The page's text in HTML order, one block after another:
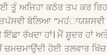
ਤੂੰ ਅਜਿਹਾ ਕਠੋਰ ਤਪ ਕਰ
ਬੋਲਿਆ
ਰੱਖਦਾ ਹਾਂ। ਮੈਂ ਸ਼ੂਦਰ ਹਾਂ
ਚਮਚਮਾਉਂਦੀ ਹੋਈ ਤਲਵਾਰ